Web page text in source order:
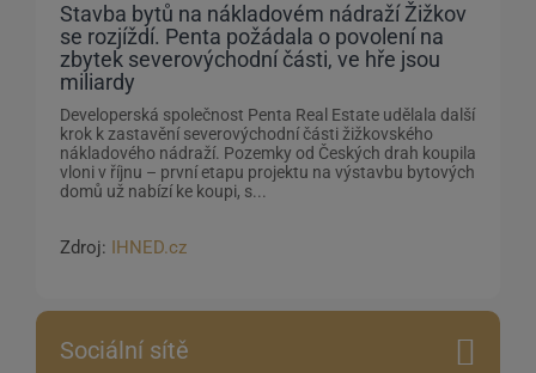
Stavba bytů na nákladovém nádraží Žižkov
se rozjíždí. Penta požádala o povolení na
zbytek severovýchodní části, ve hře jsou
miliardy
Developerská společnost Penta Real Estate udělala další
krok k zastavění severovýchodní části žižkovského
nákladového nádraží. Pozemky od Českých drah koupila
vloni v říjnu – první etapu projektu na výstavbu bytových
domů už nabízí ke koupi, s...
Zdroj: IHNED.cz
Sociální sítě